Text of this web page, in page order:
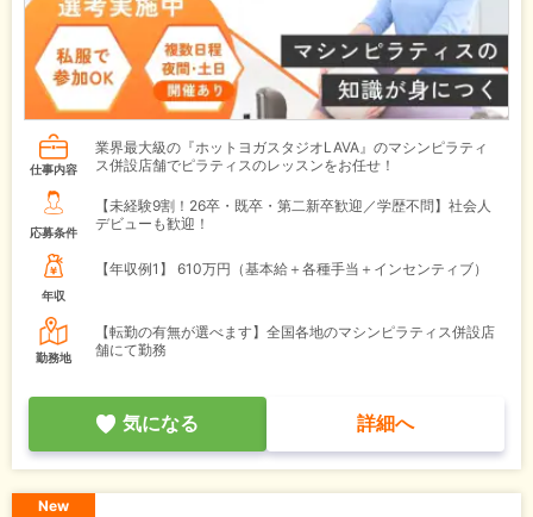
仕事内容
業界最大級の『ホットヨガスタジオLAVA』のマシンピラティ
ス併設店舗でピラティスのレッスンをお任せ！
応募条件
【未経験9割！26卒・既卒・第二新卒歓迎／学歴不問】社会人
デビューも歓迎！
年収
【年収例1】 610万円（基本給＋各種手当＋インセンティブ）
勤務地
【転勤の有無が選べます】全国各地のマシンピラティス併設店
舗にて勤務
気になる 詳細へ
New